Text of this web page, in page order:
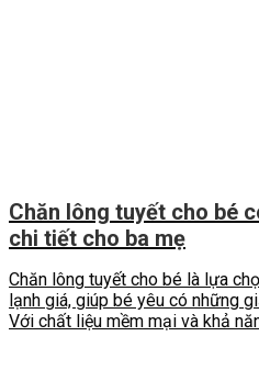
Chăn lông tuyết cho bé
chi tiết cho ba mẹ
Chăn lông tuyết cho bé là lựa
lạnh giá, giúp bé yêu có những
Với chất liệu mềm mại và khả